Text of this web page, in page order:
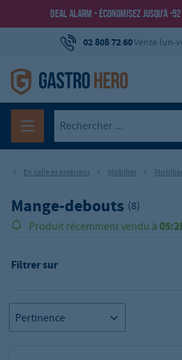
DEAL ALARM - ÉCONOMISEZ JUSQU’À -
02 808 72 60Vente lun-
En salle et extérieur Mobilier
Mange-debouts (8)
Produit récemment vendu à
Filtrer sur